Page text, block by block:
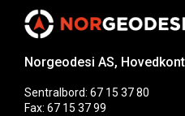
Norgeodesi AS,
Sentralbord: 67 15 37 80
Fax: 67 15 37 99